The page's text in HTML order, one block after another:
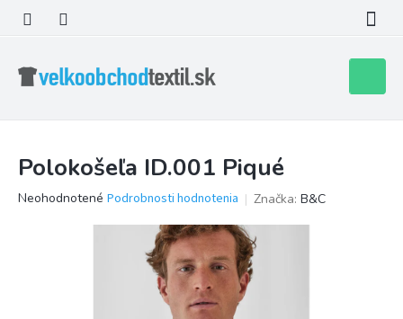
obsah
košík
Polokošeľa ID.001 Piqué
Priemerné
Neohodnotené Podrobnosti hodnotenia Značka: B&C